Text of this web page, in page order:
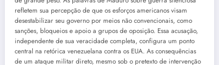
refletem sua percepção de que os esforços americanos visam
desestabilizar seu governo por meios não convencionais, como
sanções, bloqueios e apoio a grupos de oposição. Essa acusação,
independente de sua veracidade completa, configura um ponto
central na retórica venezuelana contra os EUA. As consequências
de um ataque militar direto, mesmo sob o pretexto de intervenção